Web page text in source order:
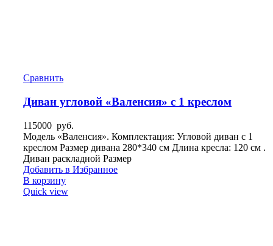
Сравнить
Диван угловой «Валенсия» с 1 креслом
115000 руб.
Модель «Валенсия». Комплектация: Угловой диван с 1
креслом Размер дивана 280*340 см Длина кресла: 120 см .
Диван раскладной Размер
Добавить в Избранное
В корзину
Quick view